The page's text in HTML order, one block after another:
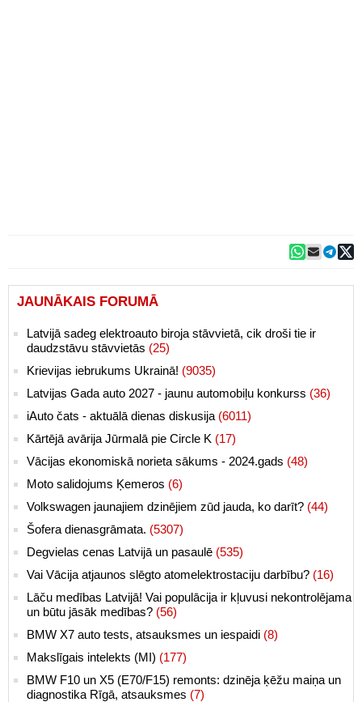
JAUNĀKAIS FORUMĀ
Latvijā sadeg elektroauto biroja stāvvietā, cik droši tie ir
daudzstāvu stāvvietās (25)
Krievijas iebrukums Ukrainā! (9035)
Latvijas Gada auto 2027 - jaunu automobiļu konkurss (36)
iAuto čats - aktuālā dienas diskusija (6011)
Kārtējā avārija Jūrmalā pie Circle K (17)
Vācijas ekonomiskā norieta sākums - 2024.gads (48)
Moto salidojums Ķemeros (6)
Volkswagen jaunajiem dzinējiem zūd jauda, ko darīt? (44)
Šofera dienasgrāmata. (5307)
Degvielas cenas Latvijā un pasaulē (535)
Vai Vācija atjaunos slēgto atomelektrostaciju darbību? (16)
Lāču medības Latvijā! Vai populācija ir kļuvusi nekontrolējama
un būtu jāsāk medības? (56)
BMW X7 auto tests, atsauksmes un iespaidi (8)
Makslīgais intelekts (MI) (177)
BMW F10 un X5 (E70/F15) remonts: dzinēja ķēžu maiņa un
diagnostika Rīgā, atsauksmes (7)